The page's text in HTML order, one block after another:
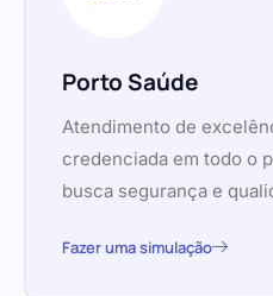
Porto Saúde
Atendimento de
credenciada em todo o
busca segurança e
Fazer uma simulação